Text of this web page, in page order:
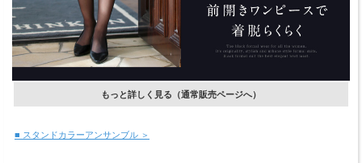
もっと詳しく見る（通常販売ページへ）
■ スタンドカラーアンサンブル ＞